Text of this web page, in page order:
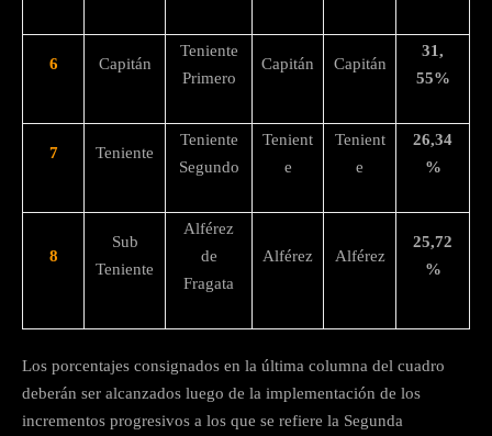
6 Capitán
Teniente
Primero
Capitán Capitán
31,
55%
7 Teniente
Teniente
Segundo
Tenient
e
Tenient
e
26,34
%
8
Sub
Teniente
Alférez
de
Fragata
Alférez Alférez
25,72
%
Los porcentajes consignados en la última columna del cuadro
deberán ser alcanzados luego de la implementación de los
incrementos progresivos a los que se refiere la Segunda